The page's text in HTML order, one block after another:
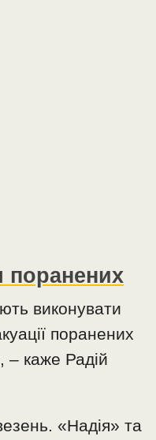
поранених
виконувати
поранених
– каже Радій
«Надія» та